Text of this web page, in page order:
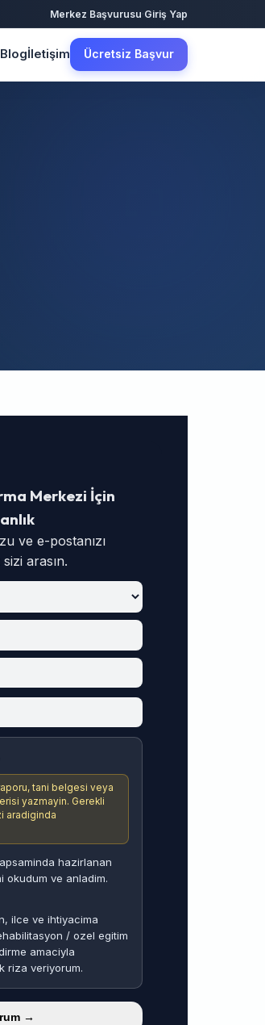
Merkez Başvurusu·Giriş Yap
Blogİletişim Ücretsiz Başvur
Merkezi İçin
ve e-postanızı
sizi arasın.
tani belgesi veya
yazmayin. Gerekli
aradiginda
hazirlanan
okudum ve anladim.
ilce ve ihtiyacima
/ ozel egitim
amaciyla
riza veriyorum.
→